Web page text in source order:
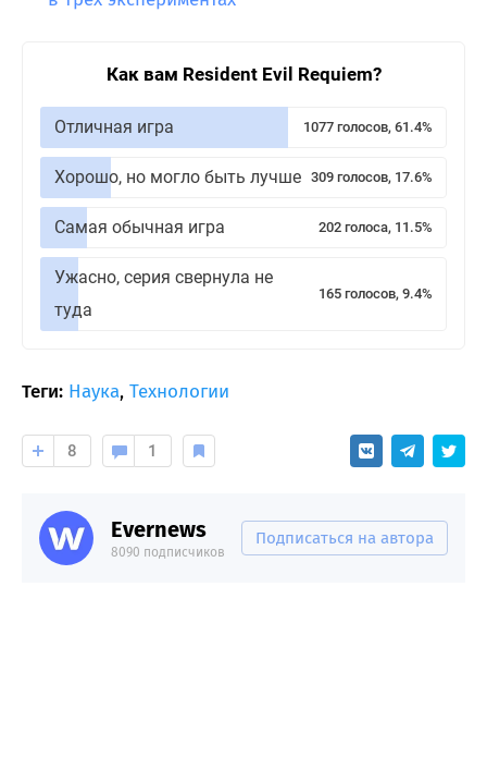
Как вам Resident Evil Requiem?
Отличная игра 1077 голосов, 61.4%
Хорошо, но могло быть лучше 309 голосов, 17.6%
Самая обычная игра 202 голоса, 11.5%
Ужасно, серия свернула не
туда
165 голосов, 9.4%
Теги: Наука, Технологии
8 1
Evernews
8090 подписчиков
Подписаться на автора